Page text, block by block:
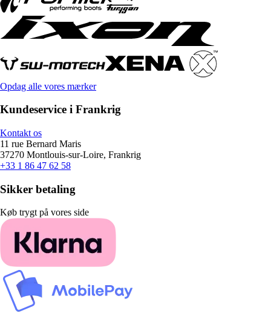
Opdag alle vores mærker
Kundeservice i Frankrig
Kontakt os
11 rue Bernard Maris
37270 Montlouis-sur-Loire, Frankrig
+33 1 86 47 62 58
Sikker betaling
Køb trygt på vores side